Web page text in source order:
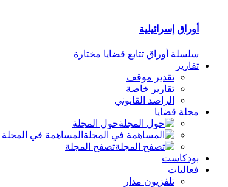
أوراق إسرائيلية
سلسلة أوراق تتابع قضايا مختارة
تقارير
تقدير موقف
تقارير خاصة
الراصد القانوني
مجلة قضايا
حول المجلة
المساهمة في المجلة
تصفح المجلة
بودكاست
فعاليات
تلفزيون مدار